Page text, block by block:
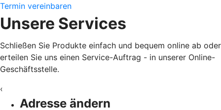
Termin vereinbaren
Unsere Services
Schließen Sie Produkte einfach und bequem online ab oder
erteilen Sie uns einen Service-Auftrag - in unserer Online-
Geschäftsstelle.
‹
Adresse ändern